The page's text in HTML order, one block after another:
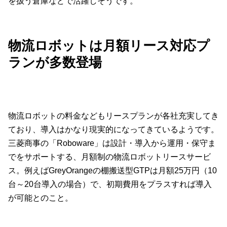
物流ロボットは月額リース対応プ
ランが多数登場
物流ロボットの料金などもリースプランが各社充実してき
ており、導入はかなり現実的になってきているようです。
三菱商事の「Roboware」は設計・導入から運用・保守ま
でをサポートする、月額制の物流ロボットリースサービ
ス。例えばGreyOrangeの棚搬送型GTPは月額25万円（10
台～20台導入の場合）で、初期費用をプラスすれば導入
が可能とのこと。